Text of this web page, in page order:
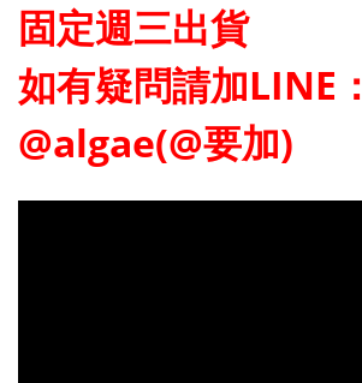
固定週三出貨
如有疑問請加LINE：
@algae(@要加)